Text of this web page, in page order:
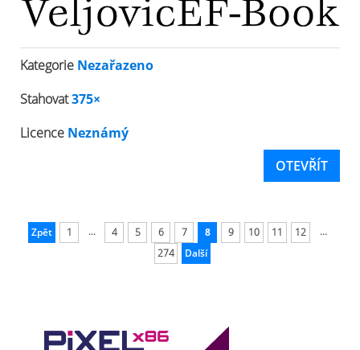
Kategorie Nezařazeno
Stahovat375×
Licence Neznámý
OTEVŘÍT
Zpět 1 ... 4 5 6 7 8 9 10 11 12
...
274
Další